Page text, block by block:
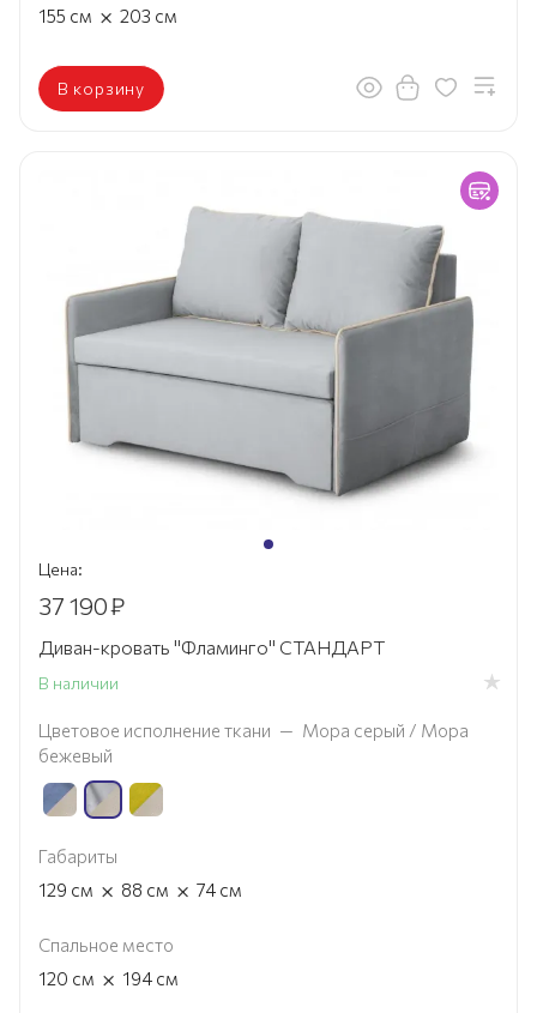
155 см × 203 см
В корзину
Цена:
37 190₽
Диван-кровать "Фламинго" СТАНДАРТ
В наличии
Цветовое исполнение ткани — Мора серый / Мора
бежевый
Габариты
129 см × 88 см × 74 см
Спальное место
120 см × 194 см